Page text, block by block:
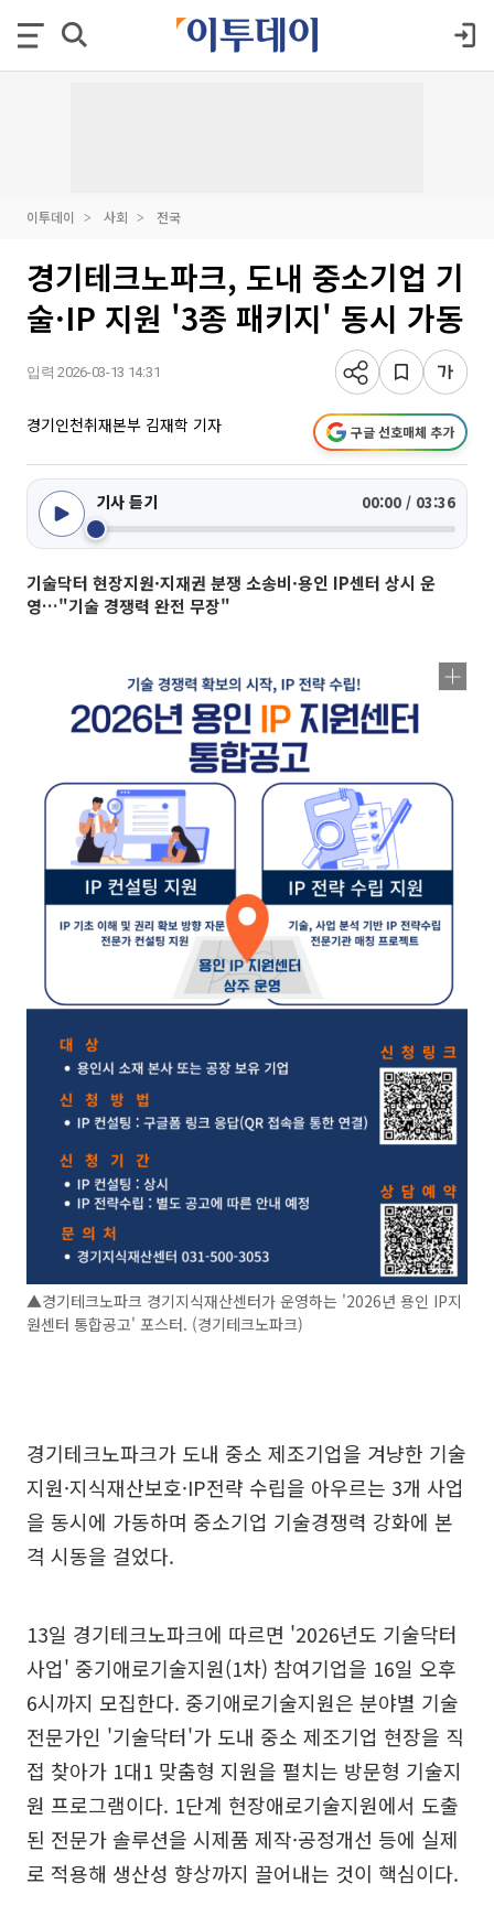
이투데이 사회 전국
경기테크노파크, 도내 중소기업 기
술·IP 지원 '3종 패키지' 동시 가동
입력 2026-03-13 14:31
경기인천취재본부 김재학 기자 구글 선호매체 추가
기사 듣기 00:00 / 03:36
기술닥터 현장지원·지재권 분쟁 소송비·용인 IP센터 상시 운
영…"기술 경쟁력 완전 무장"
▲경기테크노파크 경기지식재산센터가 운영하는 '2026년 용인 IP지
원센터 통합공고' 포스터. (경기테크노파크)
경기테크노파크가 도내 중소 제조기업을 겨냥한 기술
지원·지식재산보호·IP전략 수립을 아우르는 3개 사업
을 동시에 가동하며 중소기업 기술경쟁력 강화에 본
격 시동을 걸었다.
13일 경기테크노파크에 따르면 '2026년도 기술닥터
사업' 중기애로기술지원(1차) 참여기업을 16일 오후
6시까지 모집한다. 중기애로기술지원은 분야별 기술
전문가인 '기술닥터'가 도내 중소 제조기업 현장을 직
접 찾아가 1대1 맞춤형 지원을 펼치는 방문형 기술지
원 프로그램이다. 1단계 현장애로기술지원에서 도출
된 전문가 솔루션을 시제품 제작·공정개선 등에 실제
로 적용해 생산성 향상까지 끌어내는 것이 핵심이다.